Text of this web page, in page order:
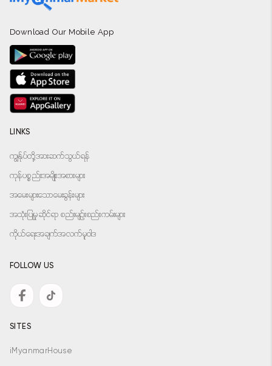
Download Our Mobile App
LINKS
ကျွန်ုပ်တို့အားဆက်သွယ်ရန်
ကုန်ပစ္စည်းအမျိုးအစားများ
အမေးများသောမေးခွန်းများ
အသုံးပြုမှုဆိုင်ရာ စည်းမျဉ်းစည်းကမ်းများ
ကိုယ်ရေးအချက်အလက်မူဝါဒ
FOLLOW US
SITES
iMyanmarHouse